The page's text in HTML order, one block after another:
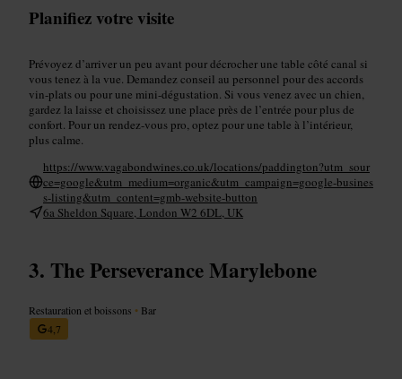
Planifiez votre visite
Prévoyez d’arriver un peu avant pour décrocher une table côté canal si
vous tenez à la vue. Demandez conseil au personnel pour des accords
vin-plats ou pour une mini-dégustation. Si vous venez avec un chien,
gardez la laisse et choisissez une place près de l’entrée pour plus de
confort. Pour un rendez-vous pro, optez pour une table à l’intérieur,
plus calme.
https://www.vagabondwines.co.uk/locations/paddington?utm_sour
ce=google&utm_medium=organic&utm_campaign=google-busines
s-listing&utm_content=gmb-website-button
6a Sheldon Square, London W2 6DL, UK
The Perseverance Marylebone
Restauration et boissons • Bar
4,7